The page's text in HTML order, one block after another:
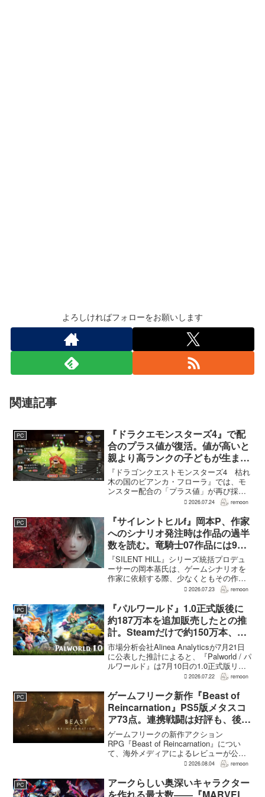
よろしければフォローをお願いします
関連記事
PC
『ドラクエモンスターズ4』で配
合のプラス値が復活。値が高いと
親より高ランクの子どもが生まれ
ることも
『ドラゴンクエストモンスターズ4 枯れ
木の国のビアンカ・フローラ』では、モ
ンスター配合の「プラス値」が再び採用
される。配合を繰り返すことで数値が増
が高くなる補正がかかる。前作『ドラゴ
ンクエストモンスターズ...
2026.07.24 remoon
PC
『サイレントヒルf』岡本P、作家
へのシナリオ発注時は作品の過半
数を読む。竜騎士07作品には9割
以上目を通す
『SILENT HILL』シリーズ統括プロデュ
ーサーの岡本基氏は、ゲームシナリオを
作家に依頼する際、少なくともその作家
の作品の過半数に目を通すという。作家
たうえで物語を任せるためだ。電ファミ
ニコゲーマーが...
2026.07.23 remoon
PC
『パルワールド』1.0正式版後に
約187万本を追加販売したとの推
計。Steamだけで約150万本、累
計3050万本規模
市場分析会社Alinea Analyticsが7月21日
に公表した推計によると、『Palworld / パ
ルワールド』は7月10日の1.0正式版リリ
ース後、Steamで約150万本、PS5で約30
各プ...
2026.07.22 remoon
PC
ゲームフリーク新作『Beast of
Reincarnation』PS5版メタスコ
ア73点。連携戦闘は好評も、後半
の“ボス再戦続き”には不満
ゲームフリークの新作アクション
RPG『Beast of Reincarnation』につい
て、海外メディアによるレビューが公開
された。PS5版のメタスコアは73。採点
否両論で、不評に分類されたレビュ...
2026.08.04 remoon
PC
アークらしい奥深いキャラクター